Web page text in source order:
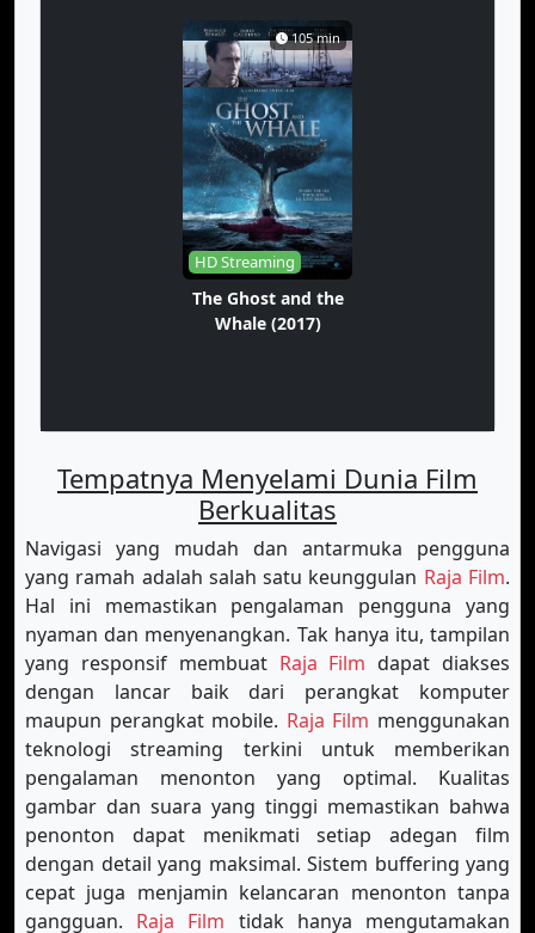
105 min
HD Streaming
The Ghost and the
Whale (2017)
Tempatnya Menyelami Dunia Film
Berkualitas
Navigasi yang mudah dan antarmuka pengguna
yang ramah adalah salah satu keunggulan Raja Film.
Hal ini memastikan pengalaman pengguna yang
nyaman dan menyenangkan. Tak hanya itu, tampilan
yang responsif membuat Raja Film dapat diakses
dengan lancar baik dari perangkat komputer
maupun perangkat mobile. Raja Film menggunakan
teknologi streaming terkini untuk memberikan
pengalaman menonton yang optimal. Kualitas
gambar dan suara yang tinggi memastikan bahwa
penonton dapat menikmati setiap adegan film
dengan detail yang maksimal. Sistem buffering yang
cepat juga menjamin kelancaran menonton tanpa
gangguan. Raja Film tidak hanya mengutamakan